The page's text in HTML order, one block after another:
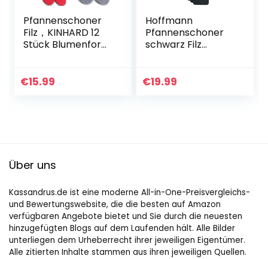
Pfannenschoner
Filz，KINHARD 12
Stück Blumenform
Himmelblau 20CM
€15.99
Hoffmann
Pfannenschoner
schwarz Filz
Pfannen
€19.99
Über uns
Kassandrus.de ist eine moderne All-in-One-Preisvergleichs-
und Bewertungswebsite, die die besten auf Amazon
verfügbaren Angebote bietet und Sie durch die neuesten
hinzugefügten Blogs auf dem Laufenden hält. Alle Bilder
unterliegen dem Urheberrecht ihrer jeweiligen Eigentümer.
Alle zitierten Inhalte stammen aus ihren jeweiligen Quellen.